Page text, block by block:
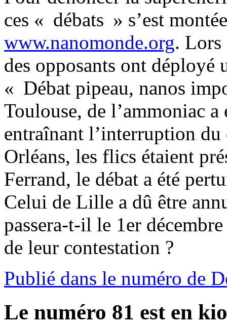
ces « débats » s’est
www.nanomonde.org. Lors
des opposants ont déployé
« Débat pipeau, nanos
Toulouse, de l’ammoniac
entraînant l’interruption
Orléans, les flics étaient
Ferrand, le débat a été
Celui de Lille a dû être
passera-t-il le 1er
de leur contestation ?
Publié dans le numéro de
Le numéro 81 est en